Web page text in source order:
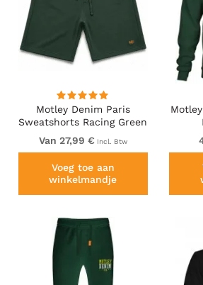
Motley Denim Paris
Sweatshorts Racing Green
Van 27,99 € Incl. Btw
Voeg toe aan
winkelmandje